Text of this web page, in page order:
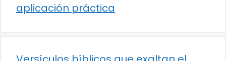
aplicación práctica